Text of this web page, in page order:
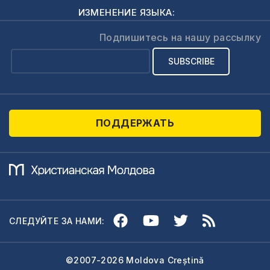
ИЗМЕНЕНИЕ ЯЗЫКА:
Подпишитесь на нашу рассылку
ПОДДЕРЖАТЬ
СЛЕДУЙТЕ ЗА НАМИ:
©2007-2026 Moldova Creștină